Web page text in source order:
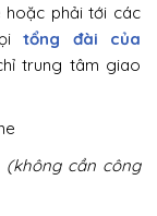
phải tới các
tổng đài của
trung tâm giao
(không cần công